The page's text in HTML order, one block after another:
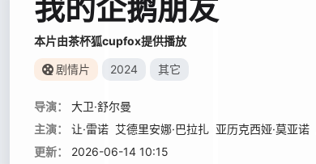
我的企鹅朋友
本片由茶杯狐cupfox提供播放
剧情片 2024 其它
导演：
大卫·舒尔曼
主演：
让·雷诺 艾德里安娜·巴拉扎 亚历克西娅·莫亚诺
更新：
2026-06-14 10:15